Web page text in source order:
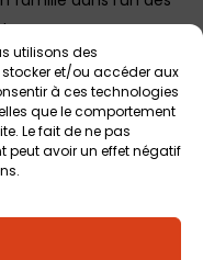
utilisons des
et/ou accéder aux
à ces technologies
que le comportement
Le fait de ne pas
peut avoir un effet négatif
choix pour fêter un
toutICI.
(CSE, collectivités,